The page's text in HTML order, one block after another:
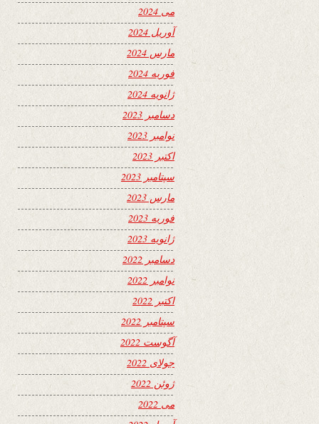
می 2024
آوریل 2024
مارس 2024
فوریه 2024
ژانویه 2024
دسامبر 2023
نوامبر 2023
اکتبر 2023
سپتامبر 2023
مارس 2023
فوریه 2023
ژانویه 2023
دسامبر 2022
نوامبر 2022
اکتبر 2022
سپتامبر 2022
آگوست 2022
جولای 2022
ژوئن 2022
می 2022